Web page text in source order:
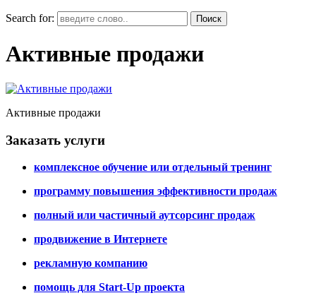
Search for:
Активные продажи
Активные продажи
Заказать услуги
комплексное обучение или отдельный тренинг
программу повышения эффективности продаж
полный или частичный аутсорсинг продаж
продвижение в Интернете
рекламную компанию
помощь для Start-Up проекта